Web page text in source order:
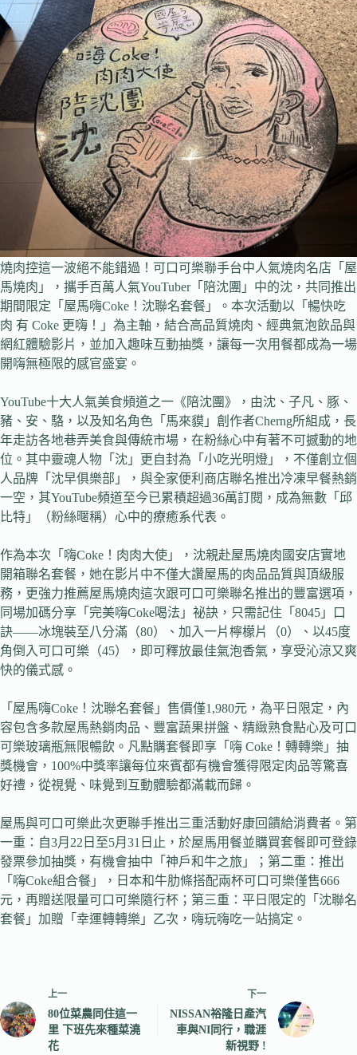
燒肉控這一波絕不能錯過！可口可樂聯手台中人氣燒肉名店「屋
馬燒肉」，攜手百萬人氣YouTuber「陪沈團」中的沈，共同推出
期間限定「屋馬嗨Coke！沈聯名套餐」。本次活動以「暢快吃
肉 有 Coke 更嗨！」為主軸，結合高品質燒肉、經典氣泡飲品與
網紅體驗影片，並加入趣味互動抽獎，讓每一次用餐都成為一場
開嗨無極限的感官盛宴。
YouTube十大人氣美食頻道之一《陪沈團》，由沈、子凡、豚、
豬、安、駱，以及知名角色「馬來貘」創作者Cherng所組成，長
年走訪各地巷弄美食與傳統市場，在粉絲心中有著不可撼動的地
位。其中靈魂人物「沈」更自封為「小吃光明燈」，不僅創立個
人品牌「沈早俱樂部」，與全家便利商店聯名推出冷凍早餐熱銷
一空，其YouTube頻道至今已累積超過36萬訂閱，成為無數「邱
比特」（粉絲暱稱）心中的療癒系代表。
作為本次「嗨Coke！肉肉大使」，沈親赴屋馬燒肉國安店實地
開箱聯名套餐，她在影片中不僅大讚屋馬的肉品品質與頂級服
務，更強力推薦屋馬燒肉這次跟可口可樂聯名推出的豐富選項，
同場加碼分享「完美嗨Coke喝法」祕訣，只需記住「8045」口
訣——冰塊裝至八分滿（80）、加入一片檸檬片（0）、以45度
角倒入可口可樂（45），即可釋放最佳氣泡香氣，享受沁涼又爽
快的儀式感。
「屋馬嗨Coke！沈聯名套餐」售價僅1,980元，為平日限定，內
容包含多款屋馬熱銷肉品、豐富蔬果拼盤、精緻熟食點心及可口
可樂玻璃瓶無限暢飲。凡點購套餐即享「嗨 Coke！轉轉樂」抽
獎機會，100%中獎率讓每位來賓都有機會獲得限定肉品等驚喜
好禮，從視覺、味覺到互動體驗都滿載而歸。
屋馬與可口可樂此次更聯手推出三重活動好康回饋給消費者。第
一重：自3月22日至5月31日止，於屋馬用餐並購買套餐即可登錄
發票參加抽獎，有機會抽中「神戶和牛之旅」；第二重：推出
「嗨Coke組合餐」，日本和牛肋條搭配兩杯可口可樂僅售666
元，再贈送限量可口可樂隨行杯；第三重：平日限定的「沈聯名
套餐」加贈「幸運轉轉樂」乙次，嗨玩嗨吃一站搞定。
上一
80位菜農同住這一
里 下班先來種菜澆
花
下一
NISSAN裕隆日產汽
車與NI同行，職涯
新視野 !